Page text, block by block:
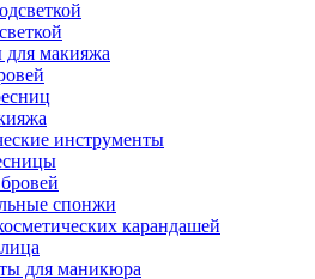
макияжа
инструменты
спонжи
карандашей